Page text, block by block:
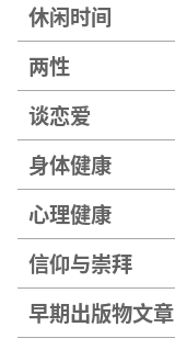
休闲时间
两性
谈恋爱
身体健康
心理健康
信仰与崇拜
早期出版物文章